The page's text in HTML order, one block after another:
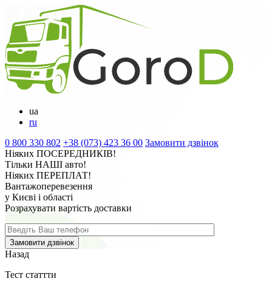
ua
ru
0 800 330 802 +38 (073) 423 36 00 Замовити дзвінок
Ніяких ПОСЕРЕДНИКІВ!
Тільки НАШІ авто!
Ніяких ПЕРЕПЛАТ!
Вантажоперевезення
у Києві і області
Розрахувати вартість доставки
Назад
Тест статтти